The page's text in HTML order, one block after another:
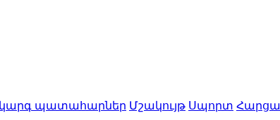
պատահարներ Մշակույթ Սպորտ